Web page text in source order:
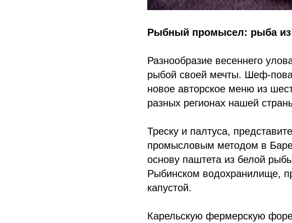
Рыбный промысел: рыба из
Разнообразие весеннего
рыбой своей мечты. Шеф-
новое авторское меню из
разных регионах нашей
Треску и палтуса,
промысловым методом в
основу паштета из белой
Рыбинском водохранилище,
капустой.
Карельскую фермерскую